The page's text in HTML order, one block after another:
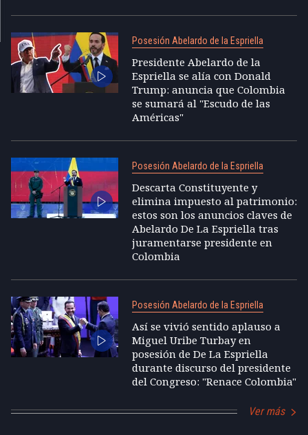
Posesión Abelardo de la Espriella
Presidente Abelardo de la
Espriella se alía con Donald
Trump: anuncia que Colombia
se sumará al "Escudo de las
Américas"
Posesión Abelardo de la Espriella
Descarta Constituyente y
elimina impuesto al patrimonio:
estos son los anuncios claves de
Abelardo De La Espriella tras
juramentarse presidente en
Colombia
Posesión Abelardo de la Espriella
Así se vivió sentido aplauso a
Miguel Uribe Turbay en
posesión de De La Espriella
durante discurso del presidente
del Congreso: "Renace Colombia"
Ver más